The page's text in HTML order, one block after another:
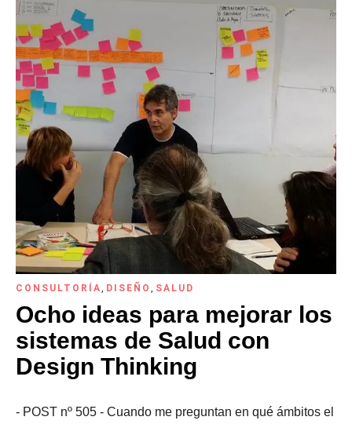
CONSULTORÍA, DISEÑO , SALUD
Ocho ideas para mejorar los
sistemas de Salud con
Design Thinking
- POST nº 505 - Cuando me preguntan en qué ámbitos el